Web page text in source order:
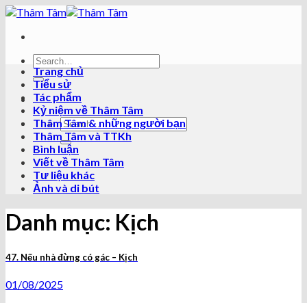
Skip
content
Trang chủ
Tiểu sử
Tác phẩm
Kỷ niệm về Thâm Tâm
Thâm Tâm & những người bạn
Thâm Tâm và TTKh
Bình luận
Viết về Thâm Tâm
Tư liệu khác
Ảnh và di bút
Danh mục: Kịch
47. Nếu nhà đừng có gác – Kịch
01/08/2025